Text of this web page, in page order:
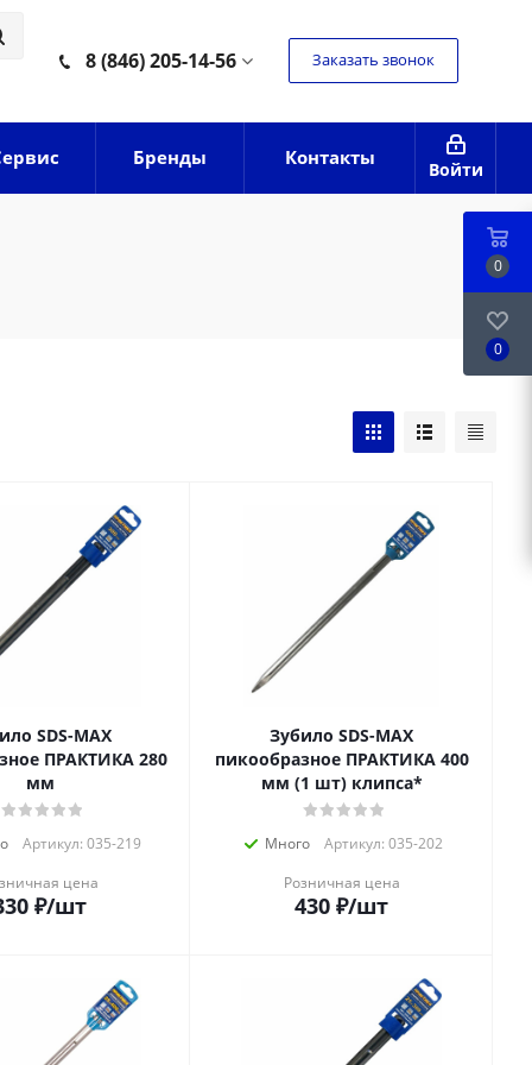
8 (846) 205-14-56 Заказать звонок
Войти
Бренды Контакты
MAX
ПРАКТИКА 280
мм
Артикул: 035-219
цена
₽/шт
Зубило SDS-MAX
пикообразное ПРАКТИКА 400
мм (1 шт) клипса*
Много
Артикул: 035-202
Розничная цена
430 ₽/шт
0
0